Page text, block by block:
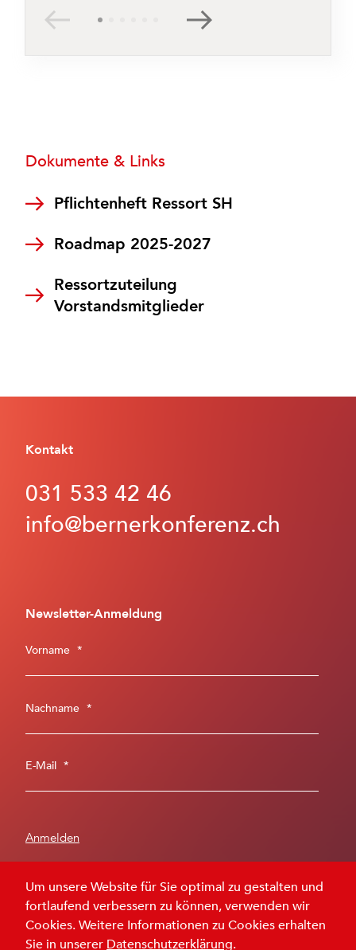
Dokumente & Links
Pflichtenheft Ressort SH
Roadmap 2025-2027
Ressortzuteilung
Vorstandsmitglieder
Kontakt
031 533 42 46
info@bernerkonferenz.ch
Newsletter-Anmeldung
Vorname *
Nachname *
E-Mail *
Impressum Datenschutz
Um unsere Website für Sie optimal zu gestalten und
fortlaufend verbessern zu können, verwenden wir
Cookies. Weitere Informationen zu Cookies erhalten
Sie in unserer Datenschutzerklärung.